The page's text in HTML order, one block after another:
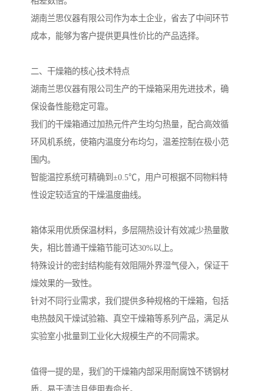
湖南兰思仪器有限公司作为本土企业，省去了中间环节
成本，能够为客户提供更具性价比的产品选择。
二、干燥箱的核心技术特点
湖南兰思仪器有限公司生产的干燥箱采用先进技术，确
保设备性能稳定可靠。
我们的干燥箱通过加热元件产生均匀热量，配合高效循
环风机系统，使箱内温度分布均匀，温差控制在极小范
围内。
智能温控系统可精确到±0.5℃，用户可根据不同物料特
性设定较适宜的干燥温度曲线。
箱体采用优质保温材料，多层隔热设计有效减少热量散
失，相比普通干燥箱节能可达30%以上。
特殊设计的密封结构能有效阻隔外界湿气侵入，保证干
燥效果的一致性。
针对不同行业需求，我们提供多种规格的干燥箱，包括
电热鼓风干燥试验箱、真空干燥箱等系列产品，满足从
实验室小批量到工业化大规模生产的不同需求。
值得一提的是，我们的干燥箱内部采用耐腐蚀不锈钢材